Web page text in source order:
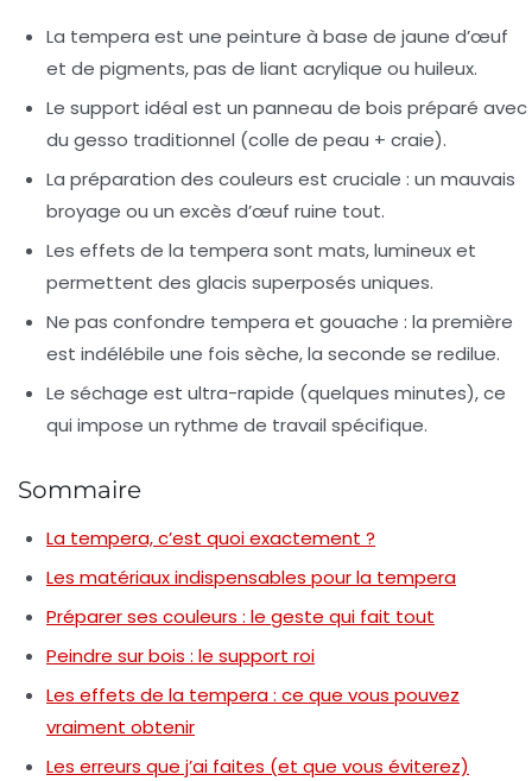
La tempera est une peinture à base de jaune d’œuf
et de pigments, pas de liant acrylique ou huileux.
Le support idéal est un panneau de bois préparé avec
du gesso traditionnel (colle de peau + craie).
La préparation des couleurs est cruciale : un mauvais
broyage ou un excès d’œuf ruine tout.
Les effets de la tempera sont mats, lumineux et
permettent des glacis superposés uniques.
Ne pas confondre tempera et gouache : la première
est indélébile une fois sèche, la seconde se redilue.
Le séchage est ultra-rapide (quelques minutes), ce
qui impose un rythme de travail spécifique.
Sommaire
La tempera, c’est quoi exactement ?
Les matériaux indispensables pour la tempera
Préparer ses couleurs : le geste qui fait tout
Peindre sur bois : le support roi
Les effets de la tempera : ce que vous pouvez
vraiment obtenir
Les erreurs que j’ai faites (et que vous éviterez)